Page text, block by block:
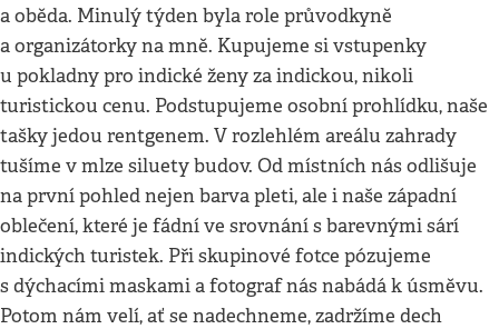
a oběda. Minulý týden byla role průvodkyně
a organizátorky na mně. Kupujeme si vstupenky
u pokladny pro indické ženy za indickou, nikoli
turistickou cenu. Podstupujeme osobní prohlídku, naše
tašky jedou rentgenem. V rozlehlém areálu zahrady
tušíme v mlze siluety budov. Od místních nás odlišuje
na první pohled nejen barva pleti, ale i naše západní
oblečení, které je fádní ve srovnání s barevnými sárí
indických turistek. Při skupinové fotce pózujeme
s dýchacími maskami a fotograf nás nabádá k úsměvu.
Potom nám velí, ať se nadechneme, zadržíme dech